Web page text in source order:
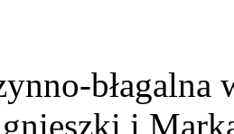
błagalna
i